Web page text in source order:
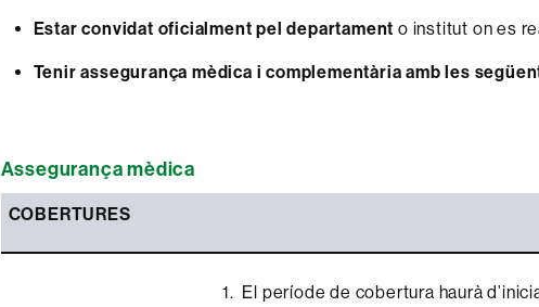
Estar convidat oficialment pel departament o institut on es
Tenir assegurança mèdica i complementària amb les
Assegurança mèdica
COBERTURES
El període de cobertura haurà